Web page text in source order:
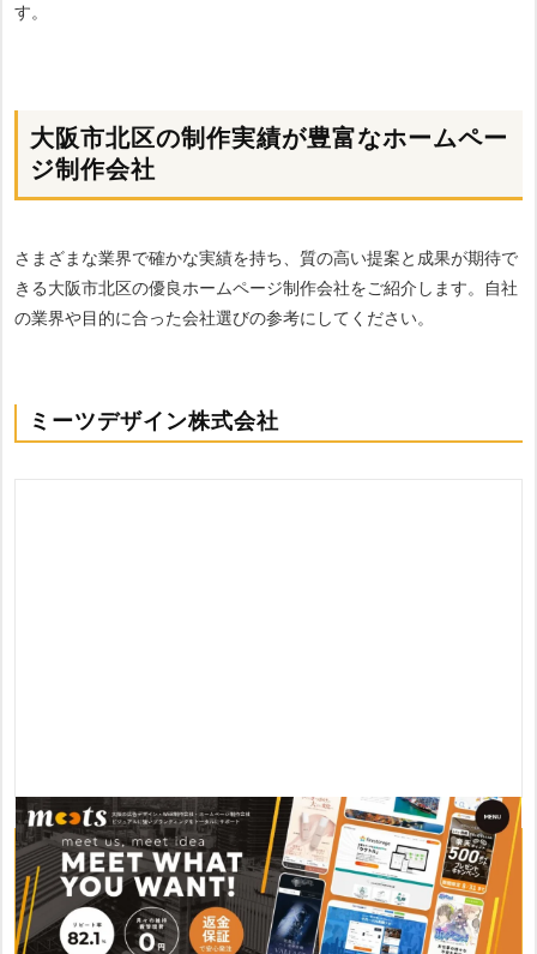
す。
大阪市北区の制作実績が豊富なホームペー
ジ制作会社
さまざまな業界で確かな実績を持ち、質の高い提案と成果が期待で
きる大阪市北区の優良ホームページ制作会社をご紹介します。自社
の業界や目的に合った会社選びの参考にしてください。
ミーツデザイン株式会社
おすすめポイント
・制作実績500件以上で82.1％のリピート率
・3C分析やコンセプトメイクを用いて新しい切り口を提案